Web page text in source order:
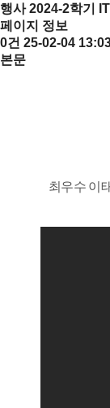
행사 2024-2학기
페이지 정보
0건 25-02-04
본문
최우수 이